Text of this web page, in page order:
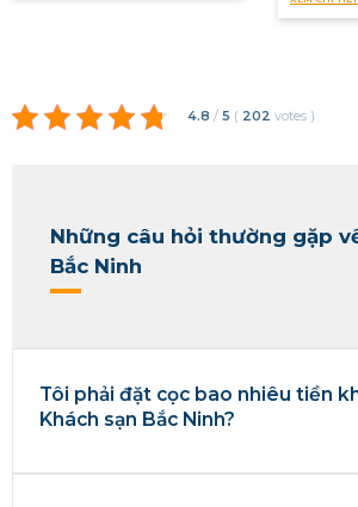
4.8 / 5 ( 202 votes )
Những câu hỏi thường gặp
Bắc Ninh
Tôi phải đặt cọc bao nhiêu tiền
Khách sạn Bắc Ninh?